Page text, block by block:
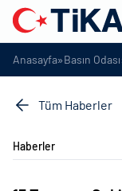
Anasayfa»Basın Odası
Tüm Haberler
Haberler